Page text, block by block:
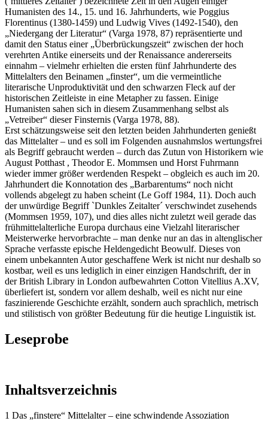
Humanisten des 14., 15. und 16. Jahrhunderts, wie Poggius
Florentinus (1380-1459) und Ludwig Vives (1492-1540), den
„Niedergang der Literatur“ (Varga 1978, 87) repräsentierte und
damit den Status einer „Überbrückungszeit“ zwischen der hoch
verehrten Antike einerseits und der Renaissance andererseits
einnahm – vielmehr erhielten die ersten fünf Jahrhunderte des
Mittelalters den Beinamen „finster“, um die vermeintliche
literarische Unproduktivität und den schwarzen Fleck auf der
historischen Zeitleiste in eine Metapher zu fassen. Einige
Humanisten sahen sich in diesem Zusammenhang selbst als
„Vetreiber“ dieser Finsternis (Varga 1978, 88).
Erst schätzungsweise seit den letzten beiden Jahrhunderten genießt
das Mittelalter – und es soll im Folgenden ausnahmslos wertungsfrei
als Begriff gebraucht werden – durch das Zutun von Historikern wie
August Potthast , Theodor E. Mommsen und Horst Fuhrmann
wieder immer größer werdenden Respekt – obgleich es auch im 20.
Jahrhundert die Konnotation des „Barbarentums“ noch nicht
vollends abgelegt zu haben scheint (Le Goff 1984, 11). Doch auch
der unwürdige Begriff `Dunkles Zeitalter´ verschwindet zusehends
(Mommsen 1959, 107), und dies alles nicht zuletzt weil gerade das
frühmittelalterliche Europa durchaus eine Vielzahl literarischer
Meisterwerke hervorbrachte – man denke nur an das in altenglischer
Sprache verfasste epische Heldengedicht Beowulf. Dieses von
einem unbekannten Autor geschaffene Werk ist nicht nur deshalb so
kostbar, weil es uns lediglich in einer einzigen Handschrift, der in
der British Library in London aufbewahrten Cotton Vitellius A.XV,
überliefert ist, sondern vor allem deshalb, weil es nicht nur eine
faszinierende Geschichte erzählt, sondern auch sprachlich, metrisch
und stilistisch von größter Bedeutung für die heutige Linguistik ist.
Leseprobe
Inhaltsverzeichnis
1 Das „finstere“ Mittelalter – eine schwindende Assoziation